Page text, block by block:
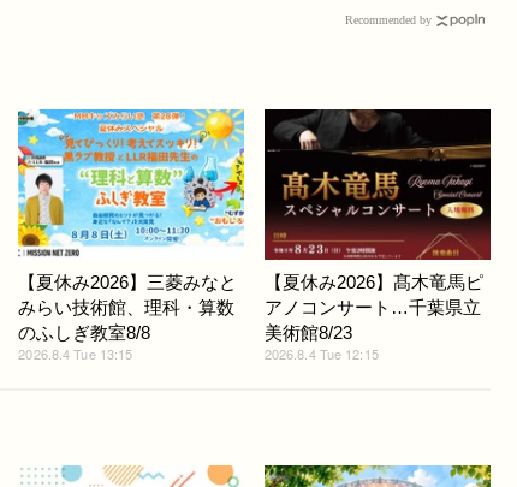
Recommended by
【夏休み2026】三菱みなと
みらい技術館、理科・算数
のふしぎ教室8/8
2026.8.4 Tue 13:15
【夏休み2026】髙木竜馬ピ
アノコンサート…千葉県立
美術館8/23
2026.8.4 Tue 12:15